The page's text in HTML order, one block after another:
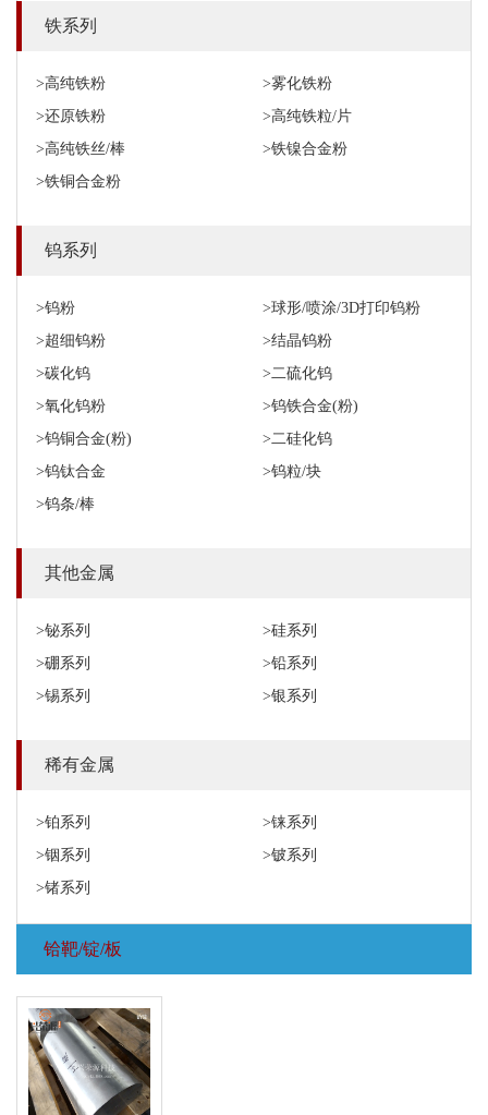
铁系列
>高纯铁粉
>雾化铁粉
>还原铁粉
>高纯铁粒/片
>高纯铁丝/棒
>铁镍合金粉
>铁铜合金粉
钨系列
>钨粉
>球形/喷涂/3D打印钨粉
>超细钨粉
>结晶钨粉
>碳化钨
>二硫化钨
>氧化钨粉
>钨铁合金(粉)
>钨铜合金(粉)
>二硅化钨
>钨钛合金
>钨粒/块
>钨条/棒
其他金属
>铋系列
>硅系列
>硼系列
>铅系列
>锡系列
>银系列
稀有金属
>铂系列
>铼系列
>铟系列
>铍系列
>锗系列
铪靶/锭/板